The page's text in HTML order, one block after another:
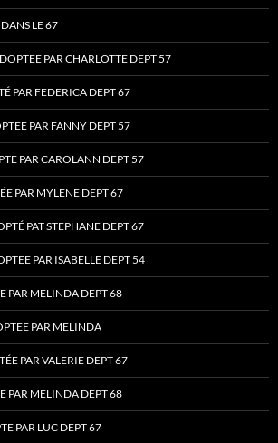
LE 67
PAR CHARLOTTE DEPT 57
PAR FEDERICA DEPT 67
PAR FANNY DEPT 57
PAR CAROLANN DEPT 57
PAR MYLENE DEPT 67
PAT STEPHANE DEPT 67
PAR ISABELLE DEPT 54
PAR MELINDA DEPT 68
PAR MELINDA
PAR VALERIE DEPT 67
PAR MELINDA DEPT 68
PAR LUC DEPT 67